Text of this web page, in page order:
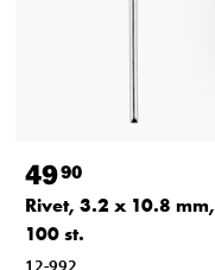
4990
Rivet, 3.2 x 10.8 mm,
100 st.
12-992